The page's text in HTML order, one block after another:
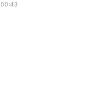
00:43